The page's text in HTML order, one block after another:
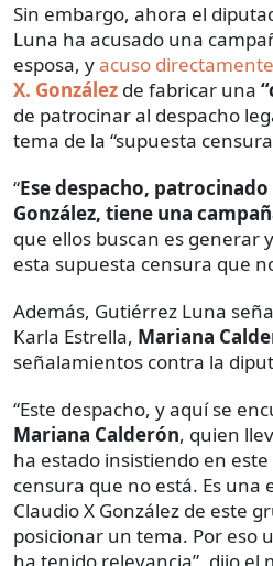
Sin embargo, ahora el
Luna ha acusado una
esposa, yacuso
X. González de fabricar una
de patrocinar al despacho
tema de la “supuesta
“Ese despacho,
González, tiene una
que ellos buscan es generar
esta supuesta censura que
Además, Gutiérrez Luna
Karla Estrella, Mariana
señalamientos contra la
“Este despacho, y aquí se
Mariana Calderón, quien
ha estado insistiendo en
censura que no está. Es una
Claudio X González de este
posicionar un tema. Por eso